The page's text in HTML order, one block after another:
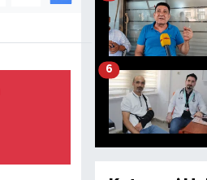
6